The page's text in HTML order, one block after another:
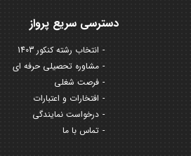
دسترسی سریع پرواز
انتخاب رشته کنکور 1403
مشاوره تحصیلی حرفه ای
فرصت شغلی
افتخارات و اعتبارات
درخواست نمایندگی
تماس با ما